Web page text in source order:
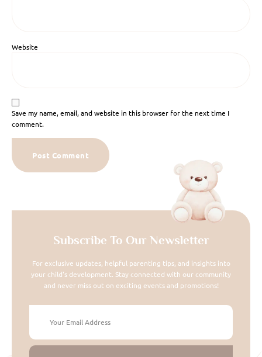
Website
Save my name, email, and website in this browser for the next time I
comment.
Subscribe To Our Newsletter
For exclusive updates, helpful parenting tips, and insights into
your child's development. Stay connected with our community
and never miss out on exciting events and promotions!